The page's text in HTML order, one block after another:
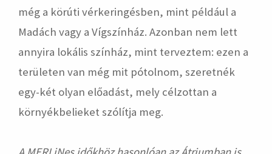
még a körúti vérkeringésben, mint például a
Madách vagy a Vígszínház. Azonban nem lett
annyira lokális színház, mint terveztem: ezen a
területen van még mit pótolnom, szeretnék
egy-két olyan előadást, mely célzottan a
környékbelieket szólítja meg.